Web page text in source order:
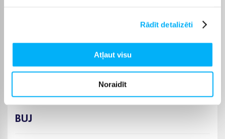
Rādīt detalizēti
Atļaut visu
Noraidīt
Izvēloties piemērotu preci no kategorijas Sporta preču
BIGBOX.LV parūpēsies, lai izvēlētā prece tiktu piegādāta
norādītajā termiņā un pirkumu internetā varētu saņemt bez
liekas kavēšanās.
BUJ